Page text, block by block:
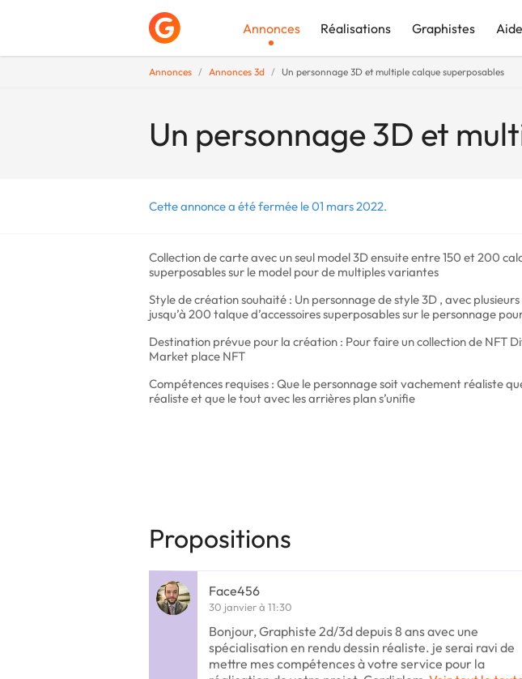
Annonces Réalisations Graphistes Aide
Annonces Annonces 3d Un personnage 3D et multiple calque superposables
Un personnage 3D et
Cette annonce a été fermée le 01 mars 2022.
Collection de carte avec un seul model 3D ensuite entre 150 et 200
superposables sur le model pour de multiples variantes
Style de création souhaité : Un personnage de style 3D , avec
jusqu’à 200 talque d’accessoires superposables sur le personnage
Destination prévue pour la création : Pour faire un collection de NFT
Market place NFT
Compétences requises : Que le personnage soit vachement réaliste
réaliste et que le tout avec les arrières plan s’unifie
Propositions
Face456
30 janvier à 11:30
Bonjour, Graphiste 2d/3d depuis 8 ans avec une
spécialisation en rendu dessin réaliste. je serai ravi de
mettre mes compétences à votre service pour la